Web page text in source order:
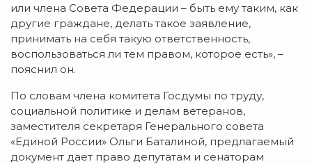
или члена Совета Федерации – быть ему таким, как
другие граждане, делать такое заявление,
принимать на себя такую ответственность,
воспользоваться ли тем правом, которое есть», –
пояснил он.
По словам члена комитета Госдумы по труду,
социальной политике и делам ветеранов,
заместителя секретаря Генерального совета
«Единой России» Ольги Баталиной, предлагаемый
документ дает право депутатам и сенаторам